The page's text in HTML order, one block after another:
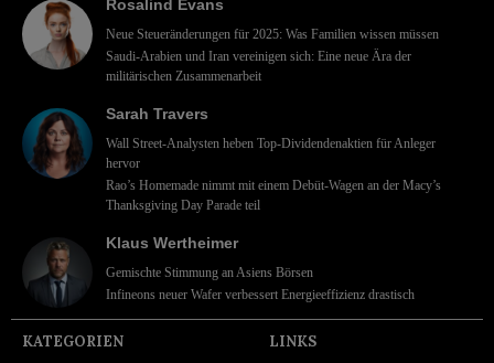
Rosalind Evans
Neue Steueränderungen für 2025: Was Familien wissen müssen
Saudi-Arabien und Iran vereinigen sich: Eine neue Ära der
militärischen Zusammenarbeit
Sarah Travers
Wall Street-Analysten heben Top-Dividendenaktien für Anleger
hervor
Rao’s Homemade nimmt mit einem Debüt-Wagen an der Macy’s
Thanksgiving Day Parade teil
Klaus Wertheimer
Gemischte Stimmung an Asiens Börsen
Infineons neuer Wafer verbessert Energieeffizienz drastisch
KATEGORIEN LINKS